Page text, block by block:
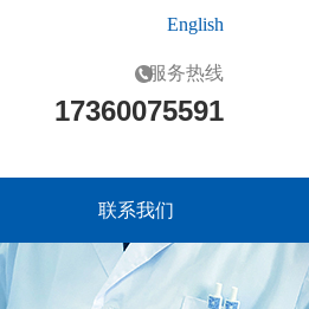
English
服务热线
17360075591
联系我们